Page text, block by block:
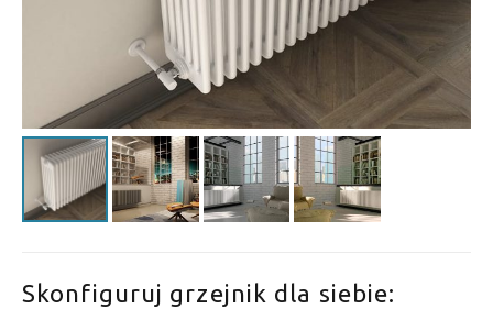
Skonfiguruj grzejnik dla siebie: